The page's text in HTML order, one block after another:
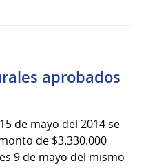
aprobados
de mayo del 2014 se
de $3.330.000
9 de mayo del mismo